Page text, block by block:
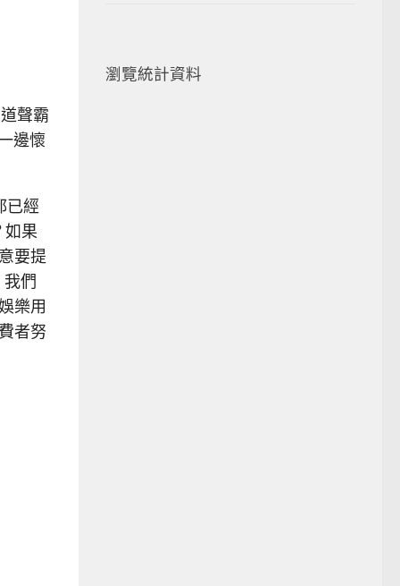
聲霸
邊懷
已經
如果
要提
們
樂用
者努
瀏覽統計資料